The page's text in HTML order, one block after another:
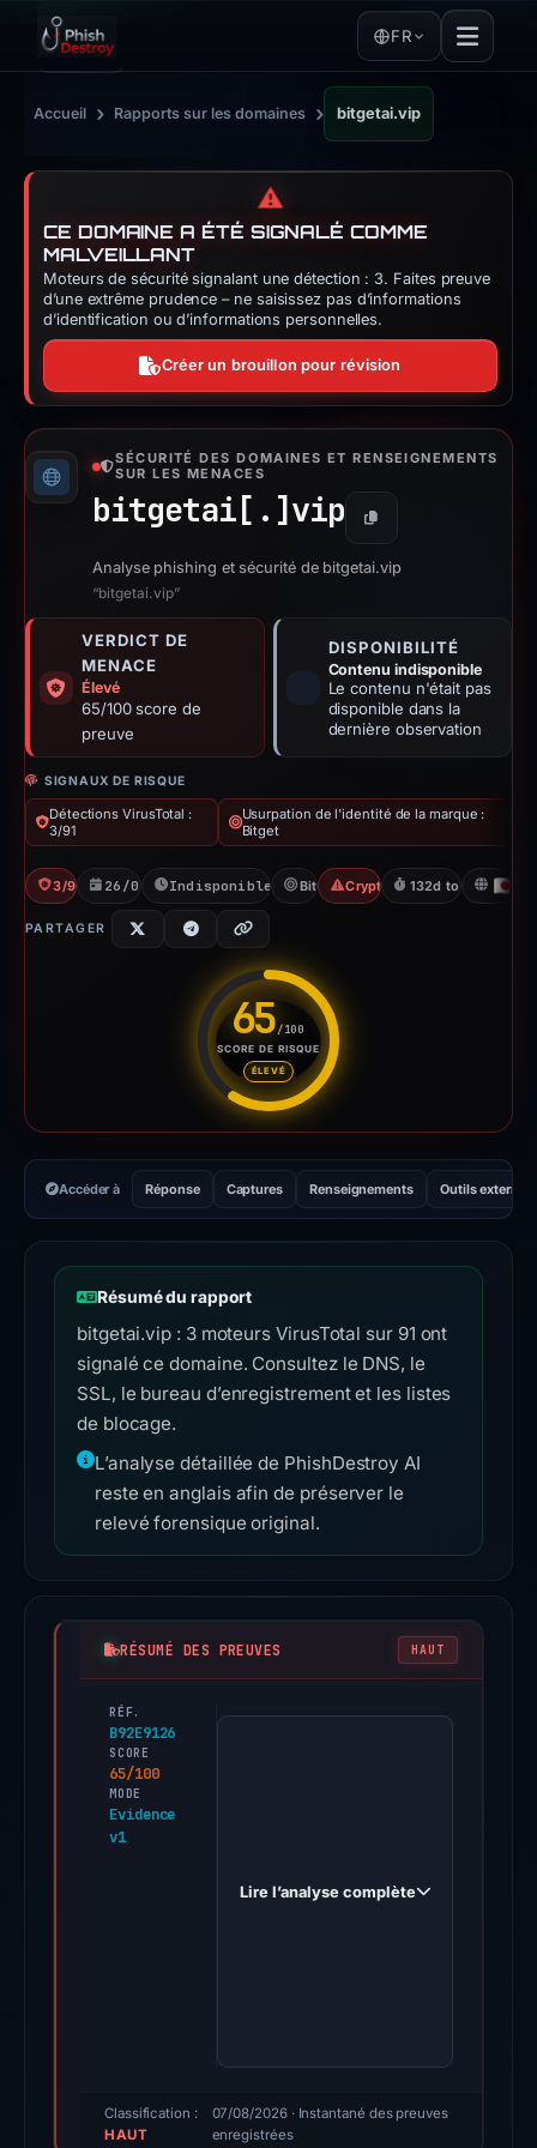
FR
Accueil › Rapports sur les domaines › bitgetai.vip
⚠️
CE DOMAINE A ÉTÉ SIGNALÉ COMME
MALVEILLANT
Moteurs de sécurité signalant une détection : 3. Faites preuve
d’une extrême prudence – ne saisissez pas d’informations
d’identification ou d’informations personnelles.
Créer un brouillon pour révision
SÉCURITÉ DES DOMAINES ET RENSEIGNEMENTS
SUR LES MENACES
bitgetai[.] vip Copier
Analyse phishing et sécurité de bitgetai.vip
“bitgetai.vip”
VERDICT DE
MENACE
Élevé
65/100 score de
preuve
DISPONIBILITÉ
Contenu indisponible
Le contenu n'était pas
disponible dans la
dernière observation
SIGNAUX DE RISQUE
Détections VirusTotal :
3/91
Usurpation de l'identité de la marque :
Bitget
3/91 VT 26/02/2026Indisponible depuis 02/03/2026
Bitget Crypto Scam132d to unavailable
PARTAGER
65/100
SCORE DE RISQUE
ÉLEVÉ
Score de risque : 65 sur 100.
Accéder à Réponse Captures Renseignements Outils externes
Résumé du rapport
bitgetai.vip : 3 moteurs VirusTotal sur 91 ont
signalé ce domaine. Consultez le DNS, le
SSL, le bureau d’enregistrement et les listes
de blocage.
L’analyse détaillée de PhishDestroy AI
reste en anglais afin de préserver le
relevé forensique original.
RÉSUMÉ DES PREUVES HAUT
RÉF.
B92E9126
SCORE
65/100
MODE
Evidence
v1
PhishDestroy
26,
score,
not
Lire l’analyse complète
Classification :
HAUT
07/08/2026· Instantané des preuves
enregistrées